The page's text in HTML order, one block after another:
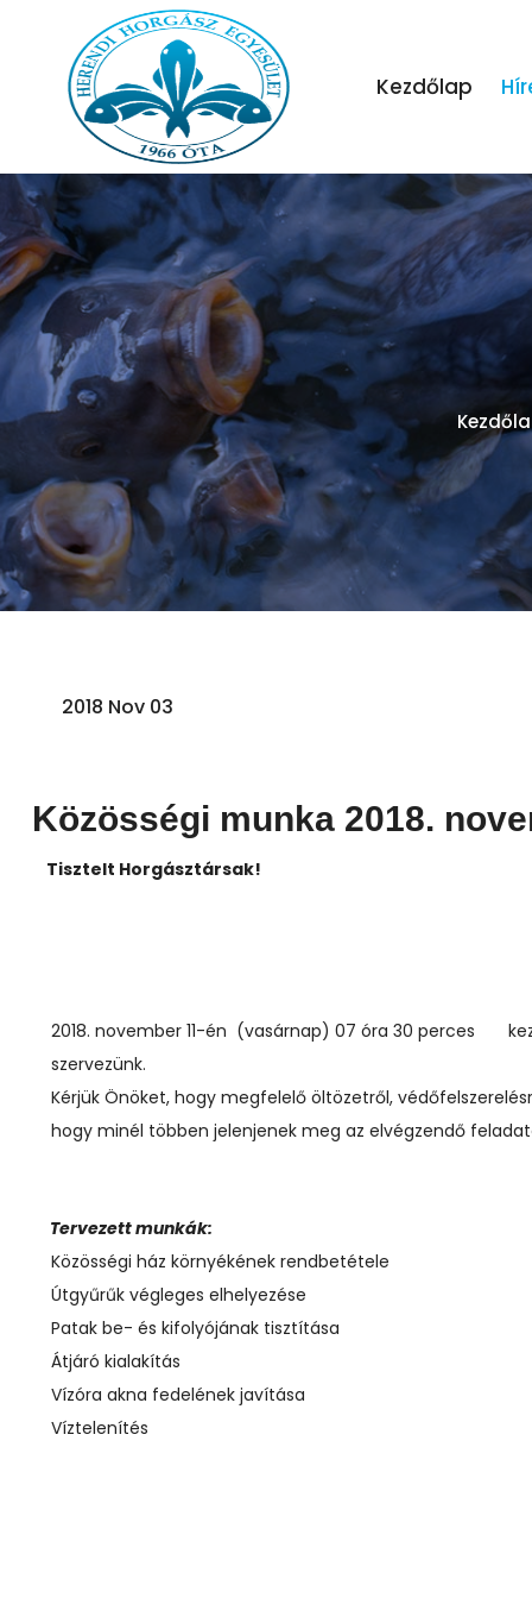
Kezdőlap
2018 Nov 03
Közösségi munka 2018.
Tisztelt Horgásztársak!
2018. november 11-én (vasárnap) 07 óra 30 perces
szervezünk.
Kérjük Önöket, hogy megfelelő öltözetről,
hogy minél többen jelenjenek meg az elvégzendő
Tervezett munkák:
Közösségi ház környékének rendbetétele
Útgyűrűk végleges elhelyezése
Patak be- és kifolyójának tisztítása
Átjáró kialakítás
Vízóra akna fedelének javítása
Víztelenítés
2026 Jún 10
Jubileumi horgászverseny